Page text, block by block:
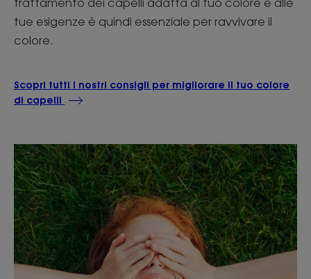
trattamento dei capelli adatta al tuo colore e alle
tue esigenze è quindi essenziale per ravvivare il
colore.
Scopri tutti i nostri consigli per migliorare il tuo colore
di capelli